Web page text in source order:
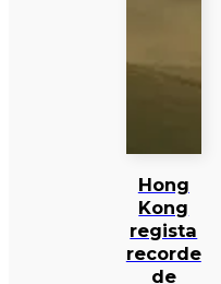
Hong
Kong
regista
recorde
de